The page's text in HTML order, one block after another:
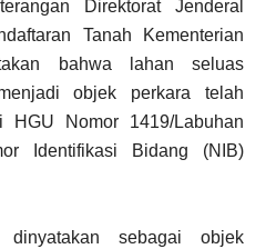
Direktorat Jenderal
Tanah Kementerian
bahwa lahan seluas
objek perkara telah
HGU Nomor 1419/Labuhan
Identifikasi Bidang (NIB)
sebagai objek